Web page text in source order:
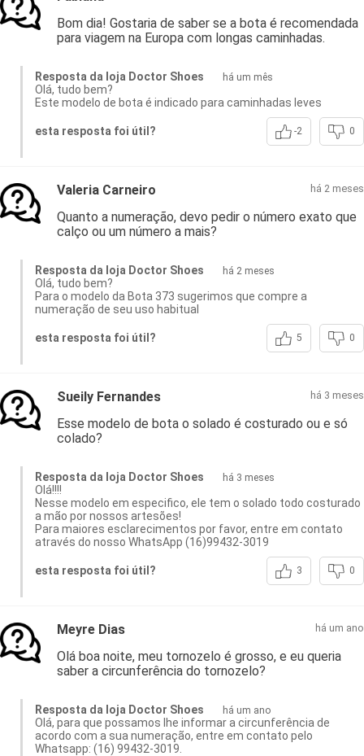
Bom dia! Gostaria de saber se a bota é recomendada
para viagem na Europa com longas caminhadas.
Resposta da loja Doctor Shoes há um mês
Olá, tudo bem?
Este modelo de bota é indicado para caminhadas leves
esta resposta foi útil? -2 0
Valeria Carneiro há 2 meses
Quanto a numeração, devo pedir o número exato que
calço ou um número a mais?
Resposta da loja Doctor Shoes há 2 meses
Olá, tudo bem?
Para o modelo da Bota 373 sugerimos que compre a
numeração de seu uso habitual
esta resposta foi útil? 5 0
Sueily Fernandes há 3 meses
Esse modelo de bota o solado é costurado ou e só
colado?
Resposta da loja Doctor Shoes há 3 meses
Olá!!!!
Nesse modelo em especifico, ele tem o solado todo costurado
a mão por nossos artesões!
Para maiores esclarecimentos por favor, entre em contato
através do nosso WhatsApp (16)99432-3019
esta resposta foi útil? 3 0
Meyre Dias há um ano
Olá boa noite, meu tornozelo é grosso, e eu queria
saber a circunferência do tornozelo?
Resposta da loja Doctor Shoes há um ano
Olá, para que possamos lhe informar a circunferência de
acordo com a sua numeração, entre em contato pelo
Whatsapp: (16) 99432-3019.